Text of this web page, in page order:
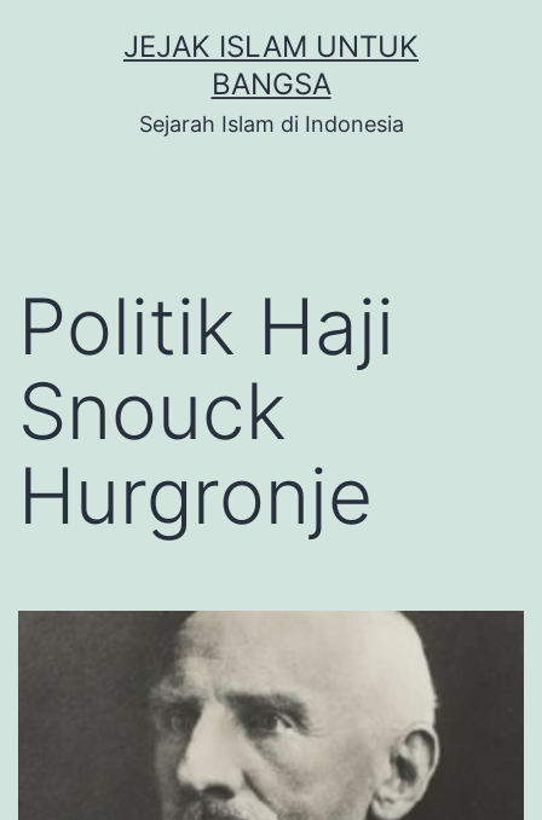
JEJAK ISLAM UNTUK
BANGSA
Sejarah Islam di Indonesia
Politik Haji
Snouck
Hurgronje